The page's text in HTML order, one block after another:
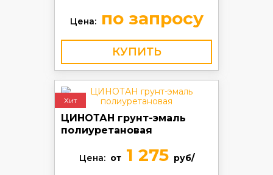
Цена:по запросу
КУПИТЬ
Хит
ЦИНОТАН грунт-эмаль
полиуретановая
Цена: от1 275 руб/